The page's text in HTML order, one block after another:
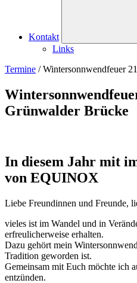
Kontakt
Links
Termine / Wintersonnwendfeuer
Grünwalder Brücke
In diesem Jahr mit
von EQUINOX
Liebe Freundinnen und Freunde,
vieles ist im Wandel und in
erfreulicherweise erhalten.
Dazu gehört mein
Tradition geworden ist.
Gemeinsam mit Euch möchte ich
entzünden.